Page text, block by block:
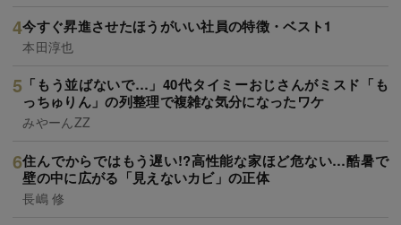
今すぐ昇進させたほうがいい社員の特徴・ベスト1
本田淳也
「もう並ばないで…」40代タイミーおじさんがミスド「も
っちゅりん」の列整理で複雑な気分になったワケ
みやーんZZ
住んでからではもう遅い!?高性能な家ほど危ない…酷暑で
壁の中に広がる「見えないカビ」の正体
長嶋 修